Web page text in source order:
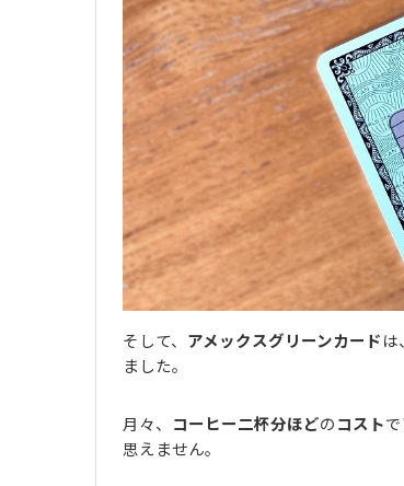
そして、 アメックスグリーンカードは
ました。
月々、 コーヒー二杯分ほどのコストで
思えません。